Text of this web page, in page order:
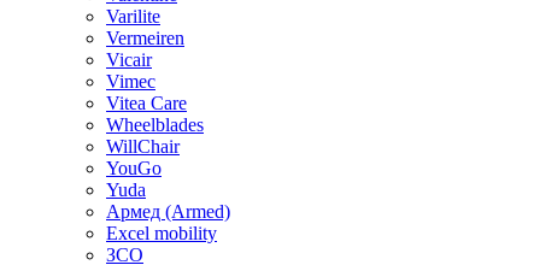
Varilite
Vermeiren
Vicair
Vimec
Vitea Care
Wheelblades
WillChair
YouGo
Yuda
Армед (Armed)
Еxcel mobility
ЗСО